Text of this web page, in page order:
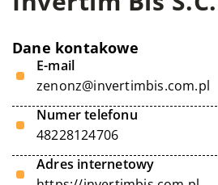
Dane kontakowe
E-mail
zenonz@invertimbis.com.pl
Numer telefonu
48228124706
Adres internetowy